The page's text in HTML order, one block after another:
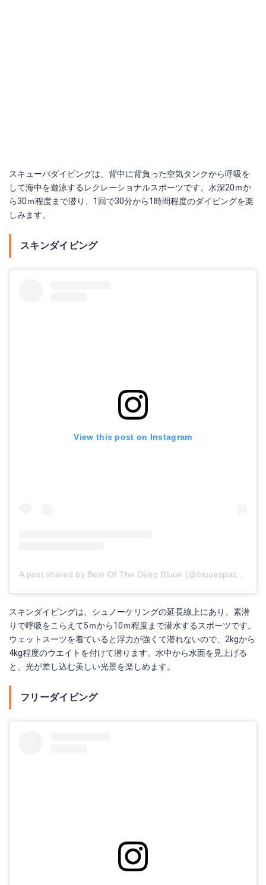
スキューバダイビングは、背中に背負った空気タンクから呼吸を
して海中を遊泳するレクレーショナルスポーツです。水深20ｍか
ら30ｍ程度まで潜り、1回で30分から1時間程度のダイビングを楽
しみます。
スキンダイビング
View this post on Instagram
スキンダイビングは、シュノーケリングの延長線上にあり、素潜
りで呼吸をこらえて5ｍから10ｍ程度まで潜水するスポーツです。
ウェットスーツを着ていると浮力が強くて潜れないので、2kgから
4kg程度のウエイトを付けて潜ります。水中から水面を見上げる
と、光が差し込む美しい光景を楽しめます。
フリーダイビング